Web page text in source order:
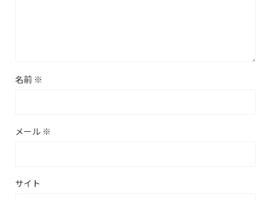
名前 ※
メール ※
サイト